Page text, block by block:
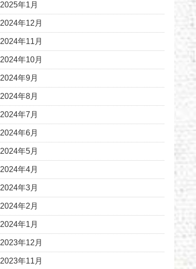
2025年1月
2024年12月
2024年11月
2024年10月
2024年9月
2024年8月
2024年7月
2024年6月
2024年5月
2024年4月
2024年3月
2024年2月
2024年1月
2023年12月
2023年11月